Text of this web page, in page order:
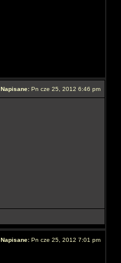
Napisane: Pn cze 25, 2012 6:46 pm
Napisane: Pn cze 25, 2012 7:01 pm